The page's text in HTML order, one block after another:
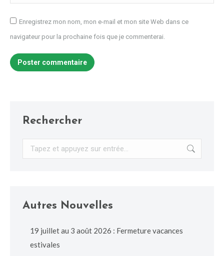
Enregistrez mon nom, mon e-mail et mon site Web dans ce
navigateur pour la prochaine fois que je commenterai.
Poster commentaire
Rechercher
Recherche
:
Autres Nouvelles
19 juillet au 3 août 2026 : Fermeture vacances
estivales